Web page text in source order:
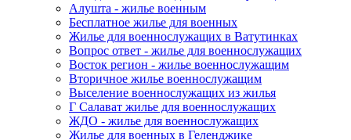
Алушта - жилье военным
Бесплатное жилье для военных
Жилье для военнослужащих в Ватутинках
Вопрос ответ - жилье для военнослужащих
Восток регион - жилье военнослужащим
Вторичное жилье военнослужащим
Выселение военнослужащих из жилья
Г Салават жилье для военнослужащих
ЖДО - жилье для военнослужащих
Жилье для военных в Геленджике